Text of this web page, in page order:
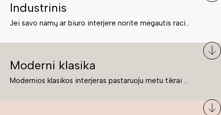
Industrinis
Jei savo namų ar biuro interjere norite mėgautis racionaliai išnaudotomis erdvėmis, funkcionalumu ir esate neabejingi tamsesniam koloritui bei praktiškiems sprendimams, tuomet industrinis stilius bus būtent tai, ko Jums reikia. O industrinio stiliaus baldus išsirinksite mūsų asortimente.
Moderni klasika
Modernios klasikos interjeras pastaruoju metu tikrai yra „ant bangos“. Tie, kurie nenori pernelyg nutolti nuo klasikos, bet drauge žavisi šiuolaikiškais sprendimais, su malonumu savo namuose kuria klasikos ir modernaus interjero tandemą – elegantišką, subtilų ir žavingą.